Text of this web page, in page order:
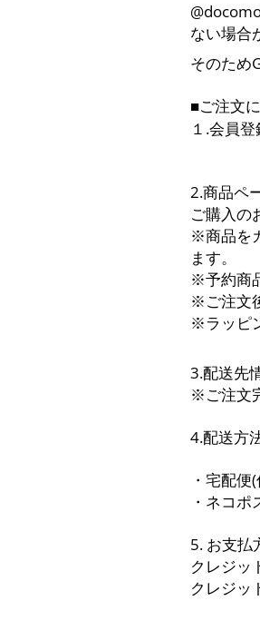
ない場合
そのため
■ご注文
１.会員
2.商品ペ
ご購入の
※商品を
ます。
※予約商
※ご注文
※ラッピ
3.配送先
※ご注文
4.配送方
・宅配便
・ネコ
5. お支払
クレジッ
クレジッ